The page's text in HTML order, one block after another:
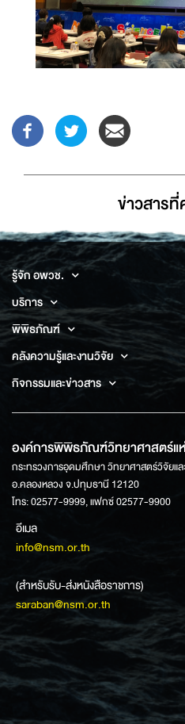
ข่าวสาร
รู้จัก อพวช.
บริการ
พิพิธภัณฑ์
คลังความรู้และงานวิจัย
กิจกรรมและข่าวสาร
องค์การพิพิธภัณฑ์วิทยาศาสตร์แ
กระทรวงการอุดมศึกษา วิทยาศาสตร์วิจัยแ
อ.คลองหลวง จ.ปทุมธานี 12120
โทร: 02577-9999, แฟกซ์ 02577-9900
อีเมล
info@nsm.or.th
(สำหรับรับ-ส่งหนังสือราชการ)
saraban@nsm.or.th